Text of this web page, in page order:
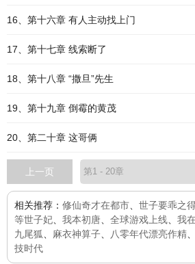
16、第十六章 有人主动找上门
17、第十七章 线索断了
18、第十八章 “撒旦”先生
19、第十九章 倒霉的黄茂
20、第二十章 这哥俩
上一页
相关推荐： 修仙奇才在都市 世子要乖之
等世子妃
我本初唐 全球游戏上线 我
九尾狐
麻衣神算子 八零年代漂亮作精
技时代